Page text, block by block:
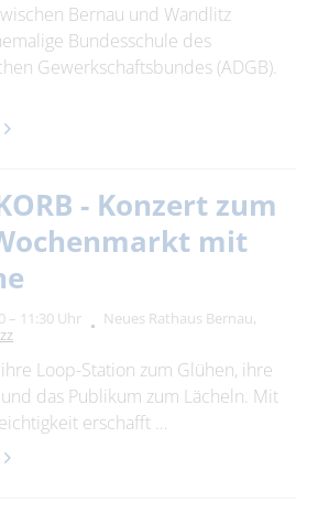
Bernau und Wandlitz
Bundesschule des
Gewerkschaftsbundes (ADGB).
- Konzert zum
mit
– 11:30 Uhr
Neues Rathaus Bernau,
Loop-Station zum Glühen, ihre
das Publikum zum Lächeln. Mit
erschafft …